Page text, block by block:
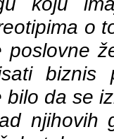
o
poslovne
biznis
da se
njihovih